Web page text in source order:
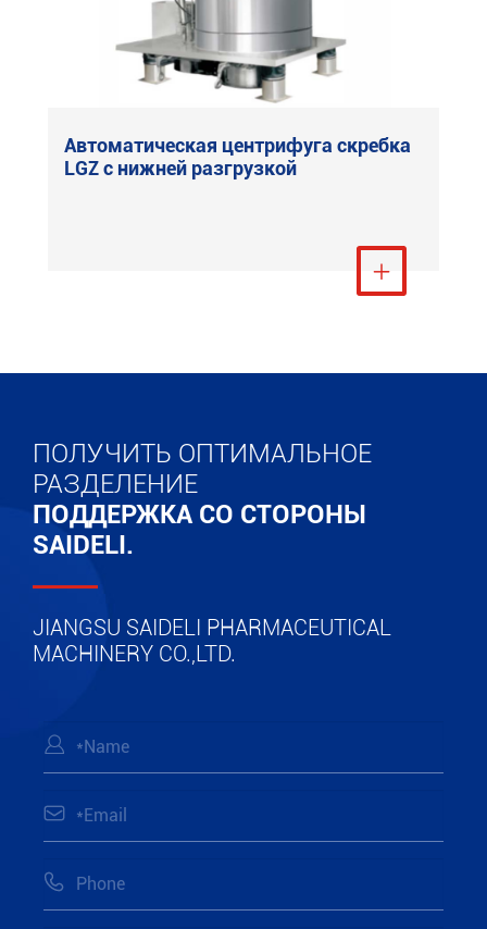
Автоматическая центрифуга скребка
LGZ с нижней разгрузкой
Посмотреть ещё

ПОЛУЧИТЬ ОПТИМАЛЬНОЕ
РАЗДЕЛЕНИЕ
ПОДДЕРЖКА СО СТОРОНЫ
SAIDELI.
JIANGSU SAIDELI PHARMACEUTICAL
MACHINERY CO.,LTD.


